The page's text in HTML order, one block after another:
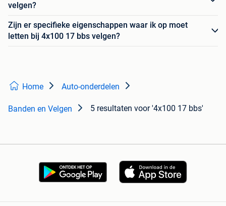
velgen?
Zijn er specifieke eigenschappen waar ik op moet
letten bij 4x100 17 bbs velgen?
Home Auto-onderdelen
Banden en Velgen 5 resultaten voor '4x100 17 bbs'